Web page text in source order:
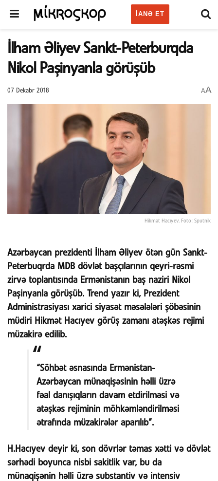
IANƏ ET
İlham Əliyev Sankt-Peterburqda
Nikol Paşinyanla görüşüb
07 Dekabr 2018 AA
Hikmət Hacıyev. Foto: Sputnik
Azərbaycan prezidenti İlham Əliyev ötən gün Sankt-
Peterbuqrda MDB dövlət başçılarının qeyri-rəsmi
zirvə toplantısında Ermənistanın baş naziri Nikol
Paşinyanla görüşüb. Trend yazır ki, Prezident
Administrasiyası xarici siyasət məsələləri şöbəsinin
müdiri Hikmət Hacıyev görüş zamanı atəşkəs rejimi
müzakirə edilib.
“Söhbət əsnasında Ermənistan-
Azərbaycan münaqişəsinin həlli üzrə
fəal danışıqların davam etdirilməsi və
atəşkəs rejiminin möhkəmləndirilməsi
ətrafında müzakirələr aparılıb”.
H.Hacıyev deyir ki, son dövrlər təmas xətti və dövlət
sərhədi boyunca nisbi sakitlik var, bu da
münaqişənin həlli üzrə substantiv və intensiv